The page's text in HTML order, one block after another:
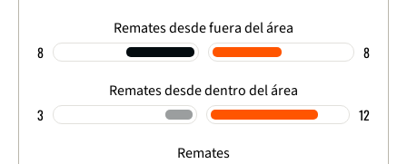
Remates desde fuera del área
8 8
Remates desde dentro del área
3 12
Remates